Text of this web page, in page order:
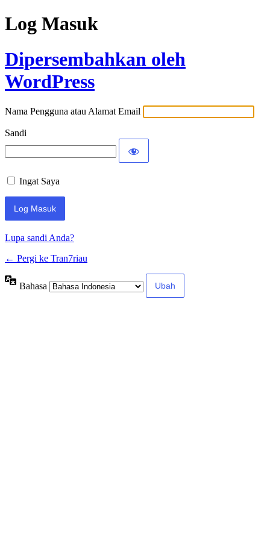
Log Masuk
Dipersembahkan oleh
WordPress
Nama Pengguna atau Alamat Email
Sandi
Ingat Saya
Lupa sandi Anda?
← Pergi ke Tran7riau
Bahasa